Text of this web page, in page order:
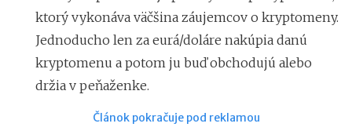
ktorý vykonáva väčšina záujemcov o kryptomeny.
Jednoducho len za eurá/doláre nakúpia danú
kryptomenu a potom ju buď obchodujú alebo
držia v peňaženke.
Článok pokračuje pod reklamou